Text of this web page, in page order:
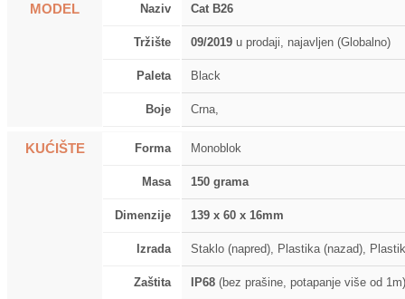
MODEL Naziv Cat B26
Tržište 09/2019 u prodaji, najavljen (Globalno)
Paleta Black
Boje Crna,
KUĆIŠTE Forma Monoblok
Masa 150 grama
Dimenzije 139 x 60 x 16mm
Izrada Staklo (napred), Plastika (nazad),
Zaštita IP68 (bez prašine, potapanje više od 1m)